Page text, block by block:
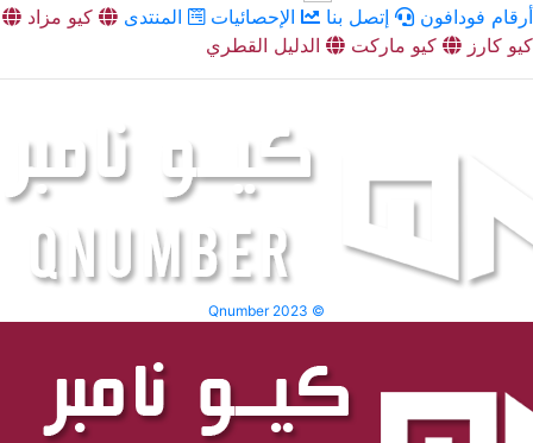
أرقام فودافون
إتصل بنا الإحصائيات المنتدى
كيو مزاد
كيو كارز
كيو ماركت الدليل القطري
Qnumber 2023 ©